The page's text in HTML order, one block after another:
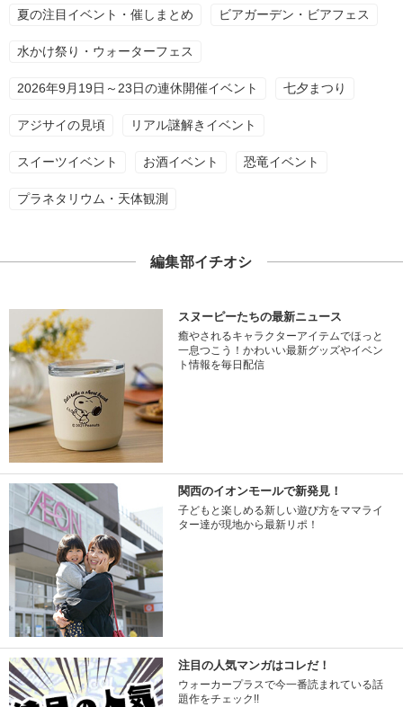
夏の注目イベント・催しまとめ ビアガーデン・ビアフェス
水かけ祭り・ウォーターフェス
2026年9月19日～23日の連休開催イベント 七夕まつり
アジサイの見頃 リアル謎解きイベント
スイーツイベント お酒イベント 恐竜イベント
プラネタリウム・天体観測
編集部イチオシ
スヌーピーたちの最新ニュース
癒やされるキャラクターアイテムでほっと
一息つこう！かわいい最新グッズやイベン
ト情報を毎日配信
関西のイオンモールで新発見！
子どもと楽しめる新しい遊び方をママライ
ター達が現地から最新リポ！
注目の人気マンガはコレだ！
ウォーカープラスで今一番読まれている話
題作をチェック!!